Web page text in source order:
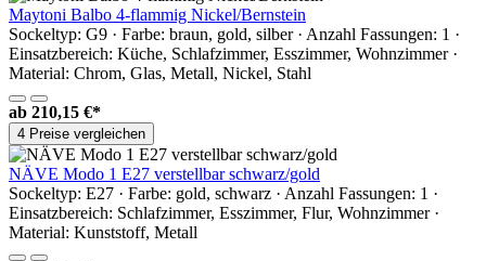
Maytoni Balbo 4-flammig Nickel/Bernstein
Sockeltyp: G9 · Farbe: braun, gold, silber · Anzahl Fassungen: 1 ·
Einsatzbereich: Küche, Schlafzimmer, Esszimmer, Wohnzimmer ·
Material: Chrom, Glas, Metall, Nickel, Stahl
ab 210,15 €*
4 Preise vergleichen
NÄVE Modo 1 E27 verstellbar schwarz/gold
Sockeltyp: E27 · Farbe: gold, schwarz · Anzahl Fassungen: 1 ·
Einsatzbereich: Schlafzimmer, Esszimmer, Flur, Wohnzimmer ·
Material: Kunststoff, Metall